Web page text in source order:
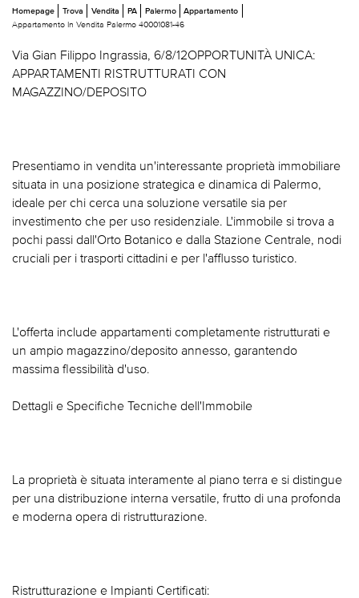
Homepage Trova Vendita PA Palermo
Appartamento
Appartamento In Vendita Palermo 40001081-46
Via Gian Filippo Ingrassia, 6/8/12OPPORTUNITÀ UNICA:
APPARTAMENTI RISTRUTTURATI CON
MAGAZZINO/DEPOSITO
Presentiamo in vendita un'interessante proprietà immobiliare
situata in una posizione strategica e dinamica di Palermo,
ideale per chi cerca una soluzione versatile sia per
investimento che per uso residenziale. L'immobile si trova a
pochi passi dall'Orto Botanico e dalla Stazione Centrale, nodi
cruciali per i trasporti cittadini e per l'afflusso turistico.
L'offerta include appartamenti completamente ristrutturati e
un ampio magazzino/deposito annesso, garantendo
massima flessibilità d'uso.
Dettagli e Specifiche Tecniche dell'Immobile
La proprietà è situata interamente al piano terra e si distingue
per una distribuzione interna versatile, frutto di una profonda
e moderna opera di ristrutturazione.
Ristrutturazione e Impianti Certificati: